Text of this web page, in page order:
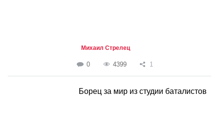
Михаил Стрелец
0 4399 1
Борец за мир из студии баталистов